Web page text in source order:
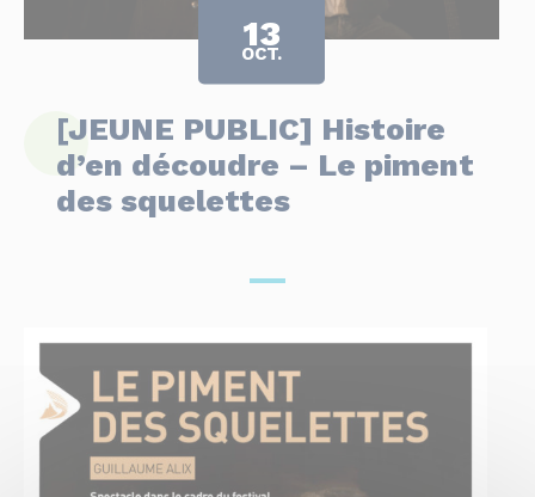
13
OCT.
[JEUNE PUBLIC] Histoire
d’en découdre – Le piment
des squelettes